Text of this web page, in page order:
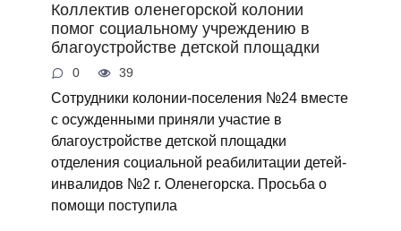
Коллектив оленегорской колонии
помог социальному учреждению в
благоустройстве детской площадки
0 39
Сотрудники колонии-поселения №24 вместе
с осужденными приняли участие в
благоустройстве детской площадки
отделения социальной реабилитации детей-
инвалидов №2 г. Оленегорска. Просьба о
помощи поступила